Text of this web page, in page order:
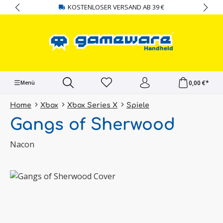
springen KOSTENLOSER VERSAND AB 39 €
Menü 0,00 €*
Home Xbox Xbox Series X Spiele
Gangs of Sherwood
Nacon
Bildergalerie überspringen